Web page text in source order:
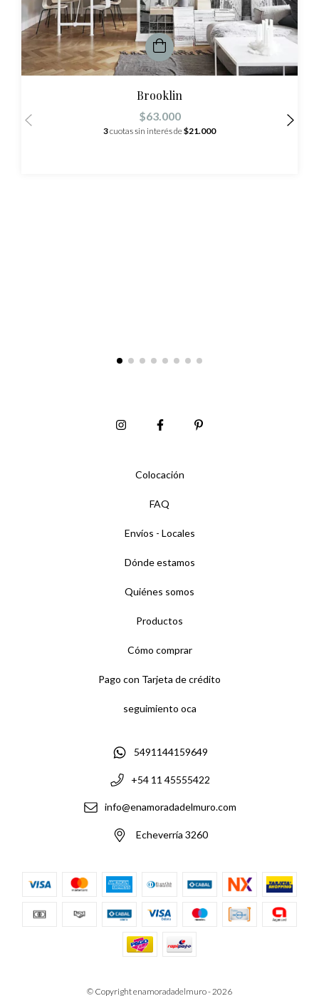
Brooklin
$63.000
3cuotas sin interés de$21.000
Colocación
FAQ
Envíos - Locales
Dónde estamos
Quiénes somos
Productos
Cómo comprar
Pago con Tarjeta de crédito
seguimiento oca
5491144159649
+54 11 45555422
info@enamoradadelmuro.com
Echeverría 3260
© Copyright enamoradadelmuro - 2026